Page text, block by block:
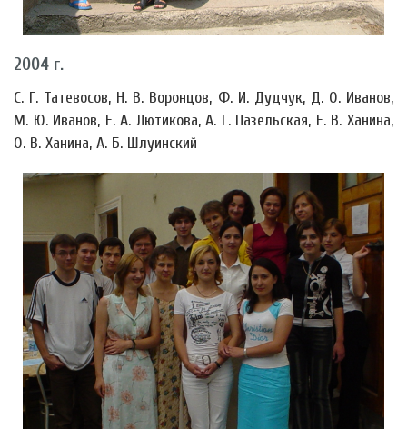
2004 г.
С. Г. Татевосов, Н. В. Воронцов, Ф. И. Дудчук, Д. О. Иванов,
М. Ю. Иванов, Е. А. Лютикова, А. Г. Пазельская, Е. В. Ханина,
О. В. Ханина, А. Б. Шлуинский